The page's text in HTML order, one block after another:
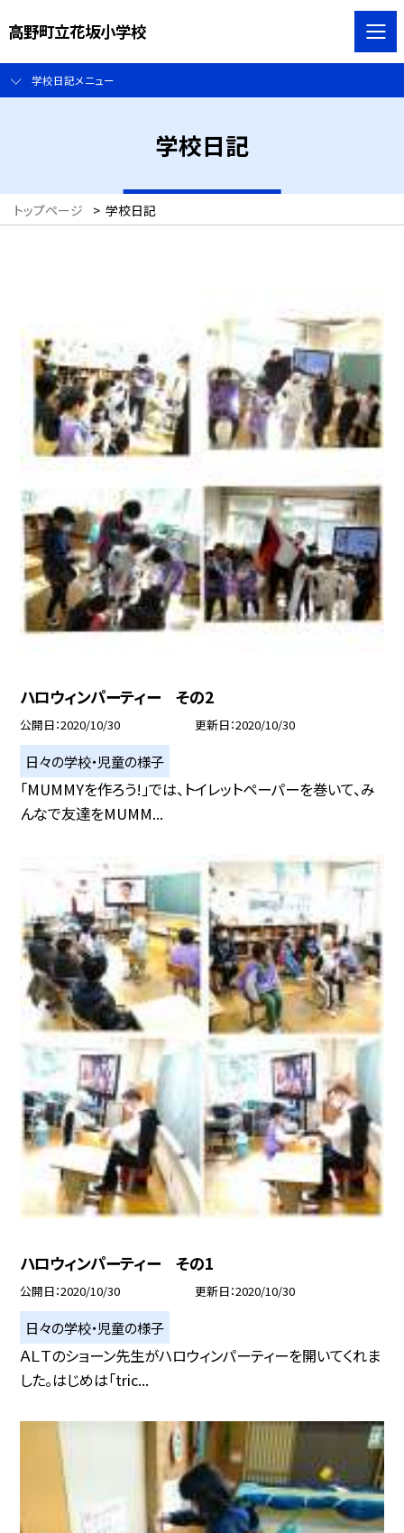
高野町立花坂小学校
学校日記メニュー
学校日記
トップページ > 学校日記
ハロウィンパーティー その2
公開日 2020/10/30 更新日 2020/10/30
日々の学校・児童の様子
「MUMMYを作ろう!」では、トイレットペーパーを巻いて、み
んなで友達をMUMM...
ハロウィンパーティー その1
公開日 2020/10/30 更新日 2020/10/30
日々の学校・児童の様子
ＡＬＴのショーン先生がハロウィンパーティーを開いてくれま
した。はじめは「tric...